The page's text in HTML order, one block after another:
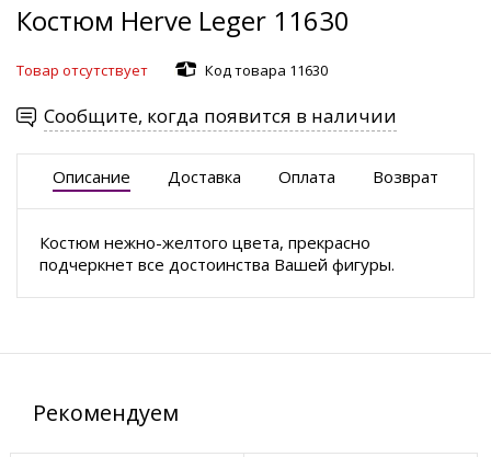
Костюм Herve Leger 11630
Товар отсутствует Код товара 11630
Сообщите, когда появится в наличии
Описание Доставка Оплата Возврат
Костюм нежно-желтого цвета, прекрасно
подчеркнет все достоинства Вашей фигуры.
Рекомендуем